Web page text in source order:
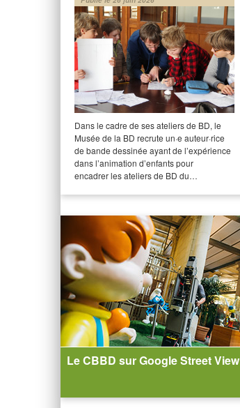
Dans le cadre de ses ateliers de BD, le
Musée de la BD recrute un·e auteur·rice
de bande dessinée ayant de l’expérience
dans l’animation d’enfants pour
encadrer les ateliers de BD du…
Le CBBD sur Google Street View